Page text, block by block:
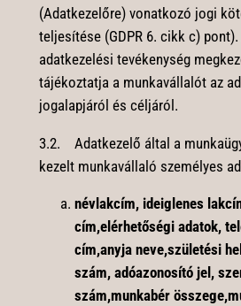
(Adatkezelőre) vonatkozó jogi
teljesítése (GDPR 6. cikk c)
adatkezelési tevékenység
tájékoztatja a munkavállalót az
jogalapjáról és céljáról.
3.2. Adatkezelő által a
kezelt munkavállaló személyes
névlakcím, ideiglenes
cím,elérhetőségi adatok,
cím,anyja neve,születési
szám, adóazonosító jel,
szám,munkabér